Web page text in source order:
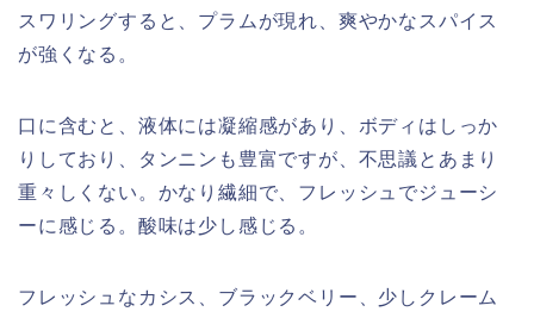
スワリングすると、プラムが現れ、爽やかなスパイス
が強くなる。
口に含むと、液体には凝縮感があり、ボディはしっか
りしており、タンニンも豊富ですが、不思議とあまり
重々しくない。かなり繊細で、フレッシュでジューシ
ーに感じる。酸味は少し感じる。
フレッシュなカシス、ブラックベリー、少しクレーム